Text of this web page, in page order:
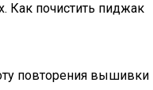
Как почистить пиджак
повторения вышивки